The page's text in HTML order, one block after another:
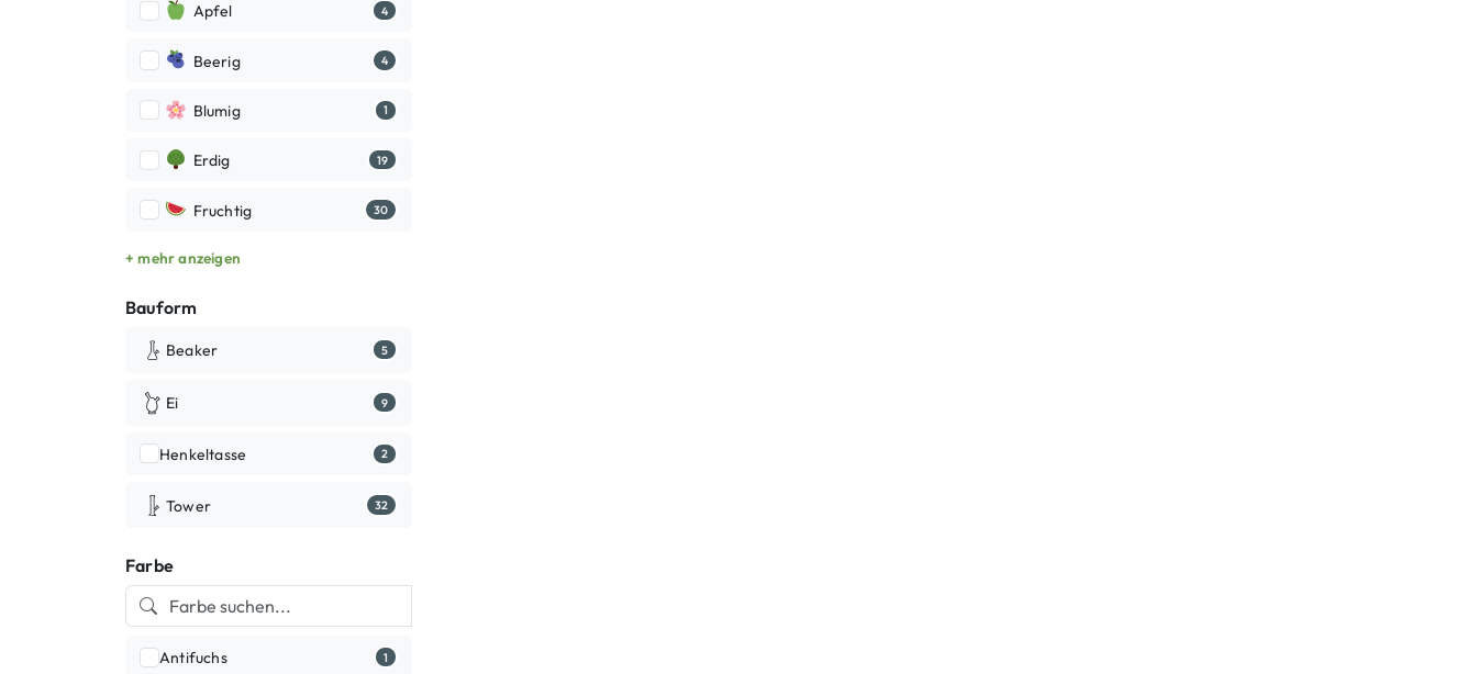
Apfel 4
Beerig 4
Blumig 1
Erdig 19
Fruchtig 30
+ mehr anzeigen
Bauform
Beaker 5
Ei 9
Henkeltasse 2
Tower 32
Farbe
Antifuchs 1